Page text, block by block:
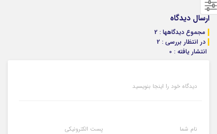
ارسال دیدگاه
مجموع دیدگاهها : 2
در انتظار بررسی : 2
انتشار یافته : 0
دیدگاه خود را اینجا بنویسید
نام شما پست الکترونیکی